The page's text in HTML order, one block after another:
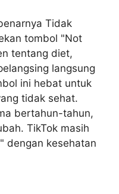
Tidak
tombol "Not
tentang diet,
langsung
ini hebat untuk
tidak sehat.
bertahun-tahun,
TikTok masih
dengan kesehatan